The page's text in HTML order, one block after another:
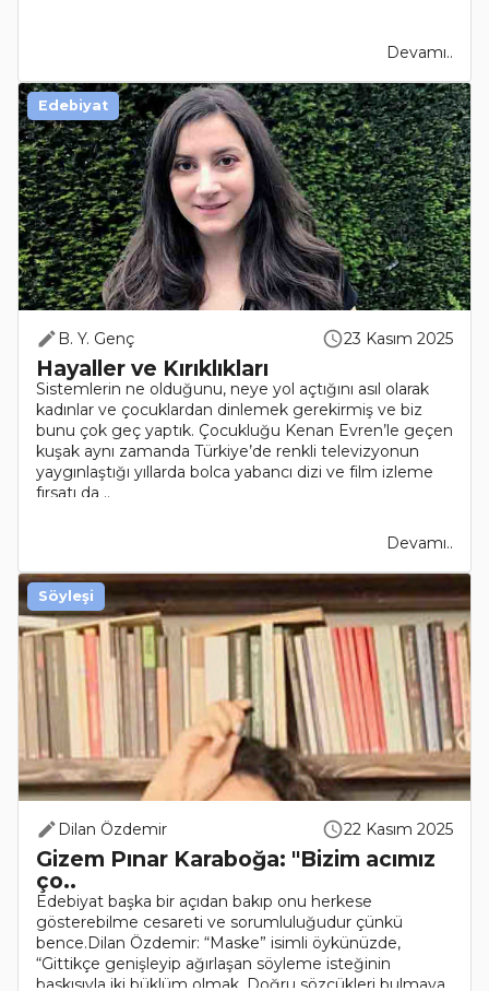
Devamı..
B. Y. Genç 23 Kasım 2025
Hayaller ve Kırıklıkları
Sistemlerin ne olduğunu, neye yol açtığını asıl olarak
kadınlar ve çocuklardan dinlemek gerekirmiş ve biz
bunu çok geç yaptık. Çocukluğu Kenan Evren’le geçen
kuşak aynı zamanda Türkiye’de renkli televizyonun
yaygınlaştığı yıllarda bolca yabancı dizi ve film izleme
fırsatı da ..
Devamı..
Edebiyat
Dilan Özdemir 22 Kasım 2025
Gizem Pınar Karaboğa: "Bizim acımız
ço..
Edebiyat başka bir açıdan bakıp onu herkese
gösterebilme cesareti ve sorumluluğudur çünkü
bence.Dilan Özdemir: “Maske” isimli öykünüzde,
“Gittikçe genişleyip ağırlaşan söyleme isteğinin
baskısıyla iki büklüm olmak. Doğru sözcükleri bulmaya
Söyleşi